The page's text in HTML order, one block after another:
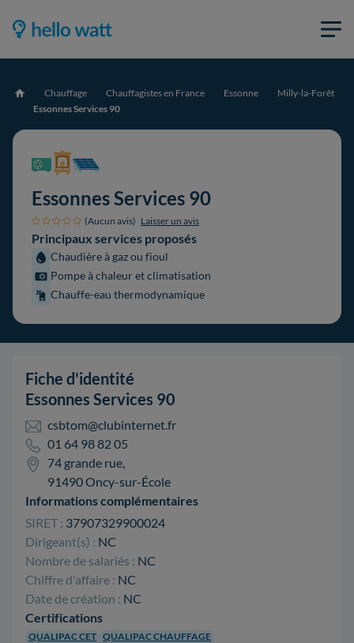
Accueil Chauffage Chauffagistes en France Essonne
Milly-la-Forêt
Essonnes Services 90
Essonnes Services 90
(Aucun avis) Laisser un avis
Principaux services proposés
Chaudière à gaz ou fioul
Pompe à chaleur et climatisation
Chauffe-eau thermodynamique
Fiche d'identité
Essonnes Services 90
csbtom@clubinternet.fr
01 64 98 82 05
74 grande rue,
91490 Oncy-sur-École
Informations complémentaires
SIRET : 37907329900024
Dirigeant(s) : NC
Nombre de salariés : NC
Chiffre d'affaire : NC
Date de création : NC
Certifications
QUALIPAC CET QUALIPAC CHAUFFAGE